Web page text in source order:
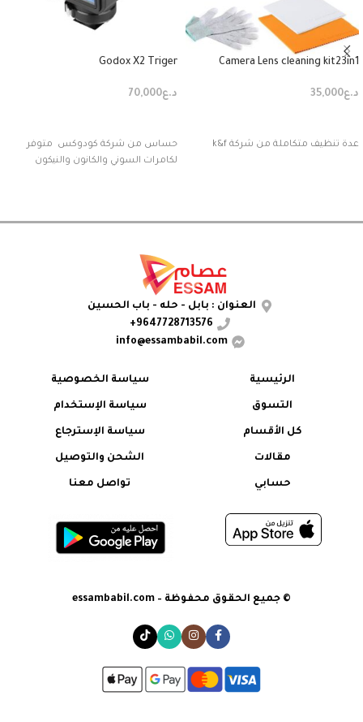
Camera Lens cleaning kit23in1
د.ع35,000
عدة تنظيف متكاملة من شركة k&f
Godox X2 Triger
د.ع70,000
حساس من شركة كودوكس متوفر
لكامرات السوني والكانون والنيكون
العنوان : بابل - حله - باب الحسين
9647728713576+
info@essambabil.com
الرئيسية
التسوق
كل الأقسام
مقالات
حسابي
سياسة الخصوصية
سياسة الإستخدام
سياسة الإسترجاع
الشحن والتوصيل
تواصل معنا
© جميع الحقوق محفوظة – essambabil.com